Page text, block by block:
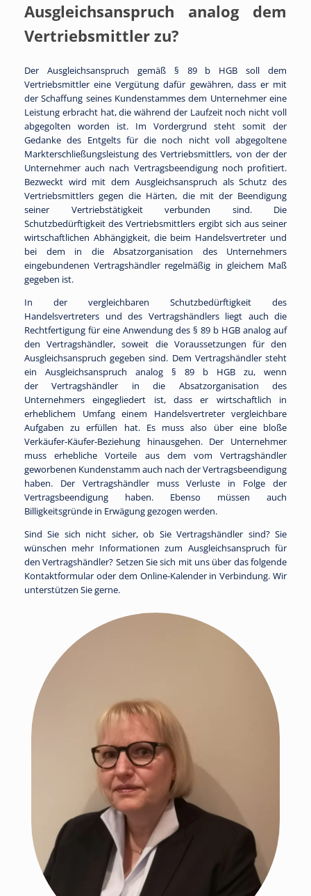
Ausgleichsanspruch analog dem
Vertriebsmittler zu?
Der Ausgleichsanspruch gemäß § 89 b HGB soll dem
Vertriebsmittler eine Vergütung dafür gewähren, dass er mit
der Schaffung seines Kundenstammes dem Unternehmer eine
Leistung erbracht hat, die während der Laufzeit noch nicht voll
abgegolten worden ist. Im Vordergrund steht somit der
Gedanke des Entgelts für die noch nicht voll abgegoltene
Markterschließungsleistung des Vertriebsmittlers, von der der
Unternehmer auch nach Vertragsbeendigung noch profitiert.
Bezweckt wird mit dem Ausgleichsanspruch als Schutz des
Vertriebsmittlers gegen die Härten, die mit der Beendigung
seiner Vertriebstätigkeit verbunden sind. Die
Schutzbedürftigkeit des Vertriebsmittlers ergibt sich aus seiner
wirtschaftlichen Abhängigkeit, die beim Handelsvertreter und
bei dem in die Absatzorganisation des Unternehmers
eingebundenen Vertragshändler regelmäßig in gleichem Maß
gegeben ist.
In der vergleichbaren Schutzbedürftigkeit des
Handelsvertreters und des Vertragshändlers liegt auch die
Rechtfertigung für eine Anwendung des § 89 b HGB analog auf
den Vertragshändler, soweit die Voraussetzungen für den
Ausgleichsanspruch gegeben sind. Dem Vertragshändler steht
ein Ausgleichsanspruch analog § 89 b HGB zu, wenn
der Vertragshändler in die Absatzorganisation des
Unternehmers eingegliedert ist, dass er wirtschaftlich in
erheblichem Umfang einem Handelsvertreter vergleichbare
Aufgaben zu erfüllen hat. Es muss also über eine bloße
Verkäufer-Käufer-Beziehung hinausgehen. Der Unternehmer
muss erhebliche Vorteile aus dem vom Vertragshändler
geworbenen Kundenstamm auch nach der Vertragsbeendigung
haben. Der Vertragshändler muss Verluste in Folge der
Vertragsbeendigung haben. Ebenso müssen auch
Billigkeitsgründe in Erwägung gezogen werden.
Sind Sie sich nicht sicher, ob Sie Vertragshändler sind? Sie
wünschen mehr Informationen zum Ausgleichsanspruch für
den Vertragshändler? Setzen Sie sich mit uns über das folgende
Kontaktformular oder dem Online-Kalender in Verbindung. Wir
unterstützen Sie gerne.